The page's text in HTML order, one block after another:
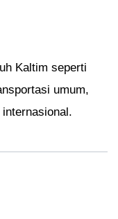
Kaltim seperti
umum,